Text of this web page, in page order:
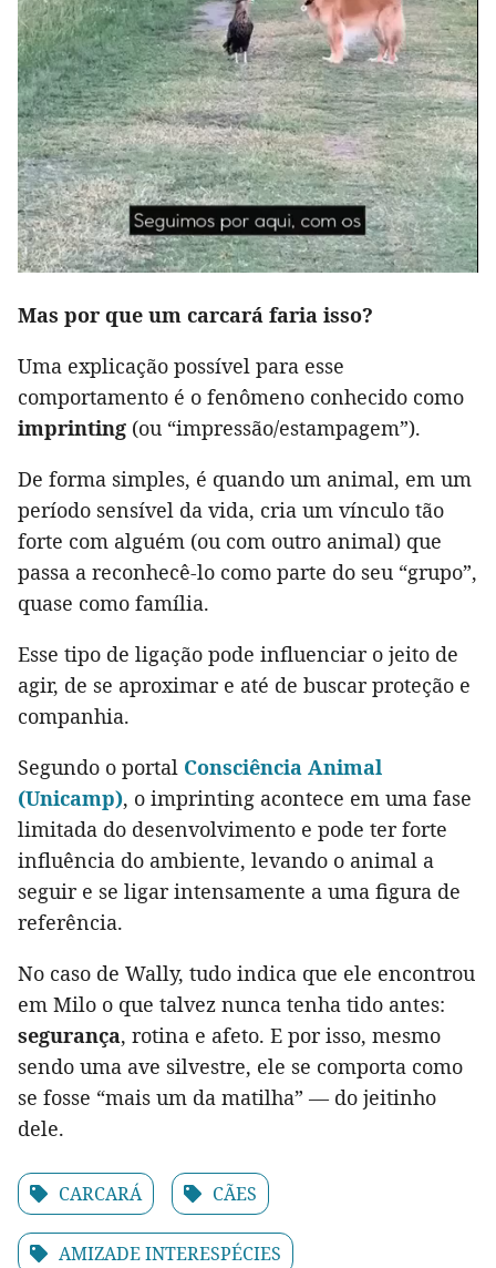
Mas por que um carcará faria isso?
Uma explicação possível para esse
comportamento é o fenômeno conhecido como
imprinting (ou “impressão/estampagem”).
De forma simples, é quando um animal, em um
período sensível da vida, cria um vínculo tão
forte com alguém (ou com outro animal) que
passa a reconhecê-lo como parte do seu “grupo”,
quase como família.
Esse tipo de ligação pode influenciar o jeito de
agir, de se aproximar e até de buscar proteção e
companhia.
Segundo o portal Consciência Animal
(Unicamp), o imprinting acontece em uma fase
limitada do desenvolvimento e pode ter forte
influência do ambiente, levando o animal a
seguir e se ligar intensamente a uma figura de
referência.
No caso de Wally, tudo indica que ele encontrou
em Milo o que talvez nunca tenha tido antes:
segurança, rotina e afeto. E por isso, mesmo
sendo uma ave silvestre, ele se comporta como
se fosse “mais um da matilha” — do jeitinho
dele.
CARCARÁ CÃES
AMIZADE INTERESPÉCIES